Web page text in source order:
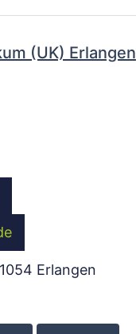
(UK) Erlangen
Erlangen